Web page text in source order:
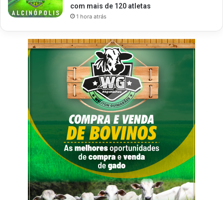
com mais de 120 atletas
1 hora atrás